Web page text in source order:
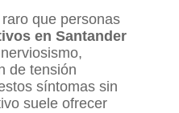
que personas
en Santander
de tensión
síntomas sin
suele ofrecer